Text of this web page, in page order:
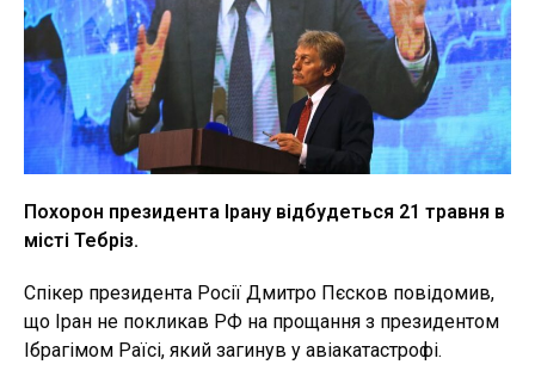
Похорон президента Ірану відбудеться 21 травня в
місті Тебріз.
Спікер президента Росії Дмитро Пєсков повідомив,
що Іран не покликав РФ на прощання з президентом
Ібрагімом Раїсі, який загинув у авіакатастрофі.